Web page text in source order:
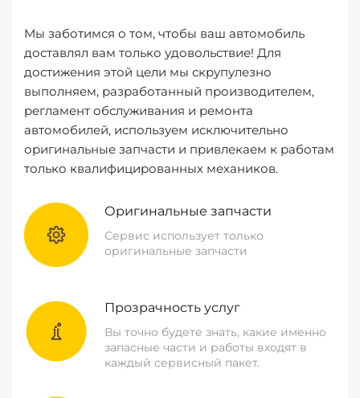
Мы заботимся о том, чтобы ваш автомобиль
доставлял вам только удовольствие! Для
достижения этой цели мы скрупулезно
выполняем, разработанный производителем,
регламент обслуживания и ремонта
автомобилей, используем исключительно
оригинальные запчасти и привлекаем к работам
только квалифицированных механиков.
Оригинальные запчасти
Сервис использует только
оригинальные запчасти
Прозрачность услуг
Вы точно будете знать, какие именно
запасные части и работы входят в
каждый сервисный пакет.